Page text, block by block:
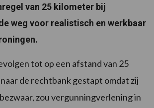
van 25 kilometer bij
weg voor realistisch en werkbaar
tot op een afstand van 25
de rechtbank gestapt omdat zij
zou vergunningverlening in